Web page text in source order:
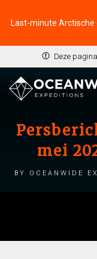
Last-minute Arctische
Deze
mei
by Oceanwide